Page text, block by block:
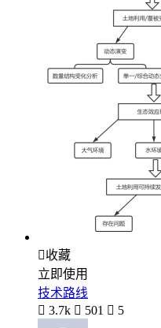
收藏
立即使用
技术路线
 3.7k  501  5